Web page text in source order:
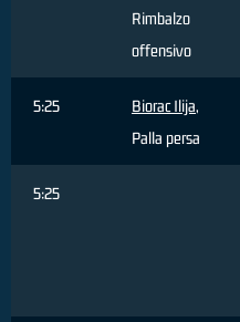
Rimbalzo
offensivo
5:25 Biorac Ilija,
Palla persa
5:25